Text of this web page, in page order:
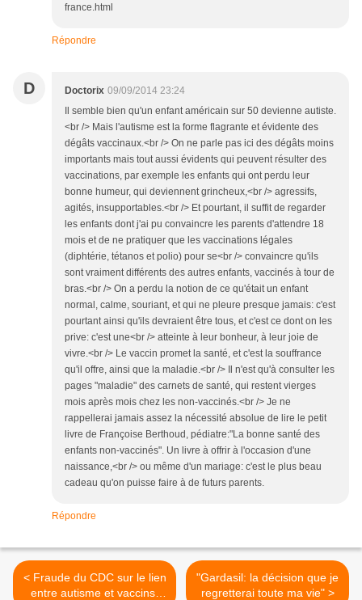
france.html
Répondre
D Doctorix 09/09/2014 23:24
Il semble bien qu'un enfant américain sur 50 devienne autiste.
<br /> Mais l'autisme est la forme flagrante et évidente des
dégâts vaccinaux.<br /> On ne parle pas ici des dégâts moins
importants mais tout aussi évidents qui peuvent résulter des
vaccinations, par exemple les enfants qui ont perdu leur
bonne humeur, qui deviennent grincheux,<br /> agressifs,
agités, insupportables.<br /> Et pourtant, il suffit de regarder
les enfants dont j'ai pu convaincre les parents d'attendre 18
mois et de ne pratiquer que les vaccinations légales
(diphtérie, tétanos et polio) pour se<br /> convaincre qu'ils
sont vraiment différents des autres enfants, vaccinés à tour de
bras.<br /> On a perdu la notion de ce qu'était un enfant
normal, calme, souriant, et qui ne pleure presque jamais: c'est
pourtant ainsi qu'ils devraient être tous, et c'est ce dont on les
prive: c'est une<br /> atteinte à leur bonheur, à leur joie de
vivre.<br /> Le vaccin promet la santé, et c'est la souffrance
qu'il offre, ainsi que la maladie.<br /> Il n'est qu'à consulter les
pages "maladie" des carnets de santé, qui restent vierges
mois après mois chez les non-vaccinés.<br /> Je ne
rappellerai jamais assez la nécessité absolue de lire le petit
livre de Françoise Berthoud, pédiatre:"La bonne santé des
enfants non-vaccinés". Un livre à offrir à l'occasion d'une
naissance,<br /> ou même d'un mariage: c'est le plus beau
cadeau qu'on puisse faire à de futurs parents.
Répondre
< Fraude du CDC sur le lien
entre autisme et vaccins:
"Gardasil: la décision que je
regretterai toute ma vie" >